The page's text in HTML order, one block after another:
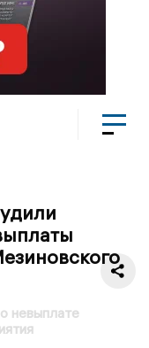
невыплате